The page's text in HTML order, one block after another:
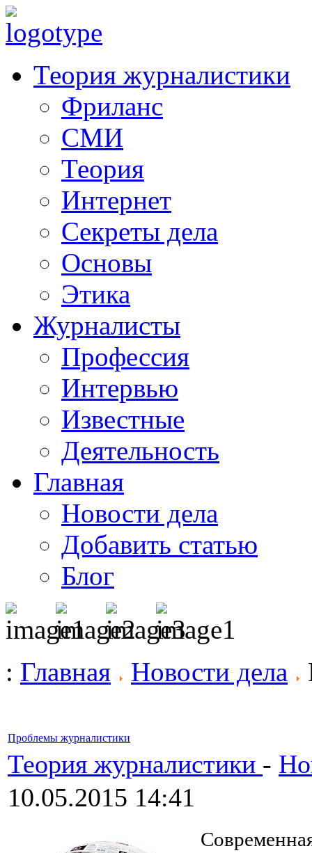
Теория журналистики
Фриланс
СМИ
Теория
Интернет
Секреты дела
Основы
Этика
Журналисты
Профессия
Интервью
Известные
Деятельность
Главная
Новости дела
Добавить статью
Блог
: Главная Новости дела
Проблемы журналистики
Теория журналистики -
10.05.2015 14:41